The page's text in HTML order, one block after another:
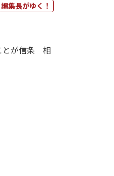
編集長がゆく！
とが信条 相